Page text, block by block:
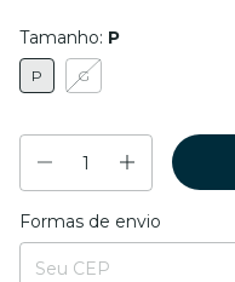
Tamanho: P
P G
Entregas para o CEP:
Formas de envio